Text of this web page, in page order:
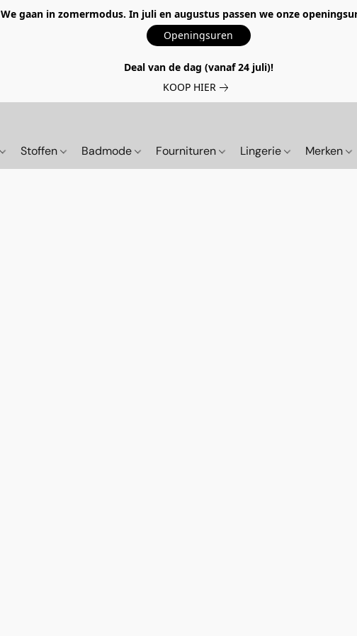
We gaan in zomermodus. In juli en augustus passen we onze
Openingsuren
Deal van de dag (vanaf 24 juli)!
KOOP HIER
Stoffen Badmode Fournituren Lingerie Merken